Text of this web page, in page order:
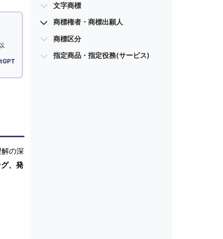
の深
、発
文字商標
商標権者・商標出願人
商標区分
指定商品・指定役務(サービス)